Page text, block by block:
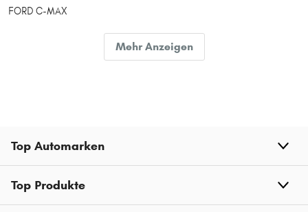
FORD C-MAX
FORD TRANSIT CUSTOM
FORD TRANSIT CONNECT
FORD ECOSPORT
Mehr Anzeigen
Top Automarken
Top Produkte